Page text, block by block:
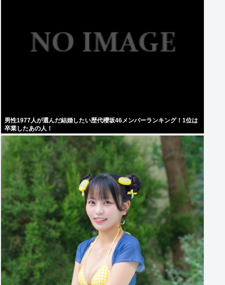
男性1977人が選んだ結婚したい歴代櫻坂46メンバーランキング！1位は
卒業したあの人！